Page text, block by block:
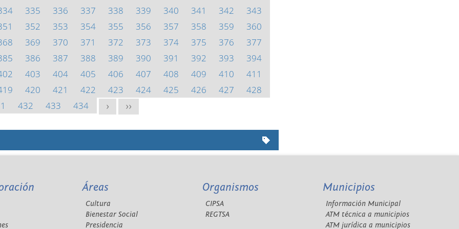
335 336 337 338 339 340 341 342
343
352 353 354 355 356 357 358 359
360
369 370 371 372 373 374 375 376
377
386 387 388 389 390 391 392 393
394
403 404 405 406 407 408 409 410
411
420 421 422 423 424 425 426 427
428
432 433 434 > >>
Áreas
Cultura
Bienestar Social
Presidencia
Organismos
CIPSA
REGTSA
Municipios
Información Municipal
ATM técnica a municipios
ATM jurídica a municipios